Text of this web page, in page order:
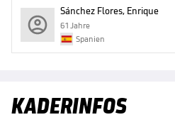
Sánchez Flores, Enrique
61 Jahre
Spanien
KADERINFOS